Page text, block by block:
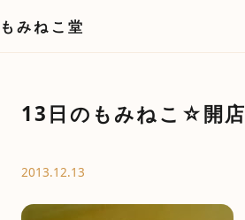
もみねこ堂
13日のもみねこ☆開店
2013.12.13